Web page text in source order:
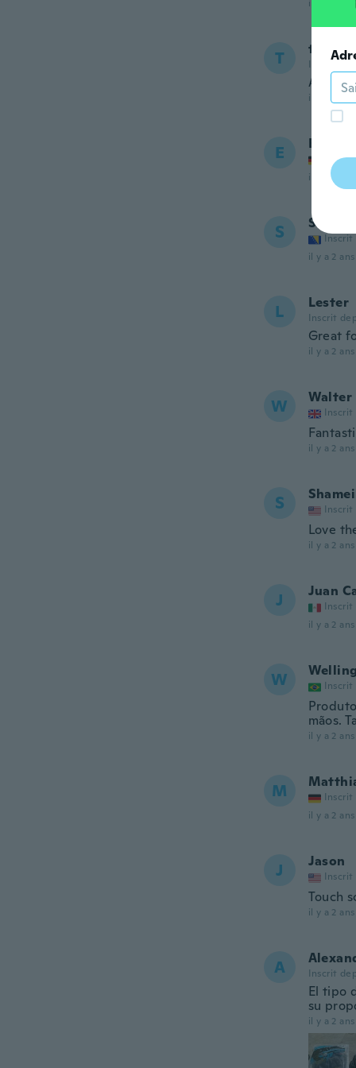
il y a 2 ans
T tonch
Inscrit
All
il y a 2 ans
E Erdem
il y a 2 ans
S Samir
Inscrit
il y a 2 ans
L Lester
Inscrit
Great
il y a 2 ans
W Walter
Inscrit
il y a 2 ans
S Inscrit
Love
il y a 2 ans
J Juan
Inscrit
il y a 2 ans
W Inscrit
mãos.
il y a 2 ans
M Inscrit
il y a 2 ans
J Jason
Inscrit
Touch
il y a 2 ans
A Inscrit
El tipo
su
il y a 2 ans